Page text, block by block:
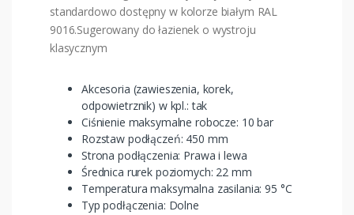
standardowo dostępny w kolorze białym RAL
9016.Sugerowany do łazienek o wystroju
klasycznym
Akcesoria (zawieszenia, korek,
odpowietrznik) w kpl.: tak
Ciśnienie maksymalne robocze: 10 bar
Rozstaw podłączeń: 450 mm
Strona podłączenia: Prawa i lewa
Średnica rurek poziomych: 22 mm
Temperatura maksymalna zasilania: 95 °C
Typ podłączenia: Dolne